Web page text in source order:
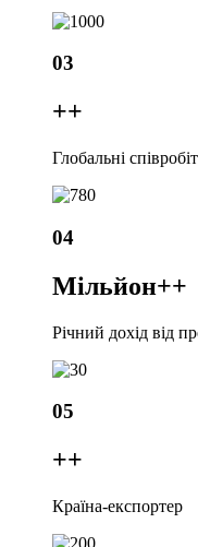
03
++
Глобальні
04
Мільйон++
Річний дохід від
05
++
Країна-експортер